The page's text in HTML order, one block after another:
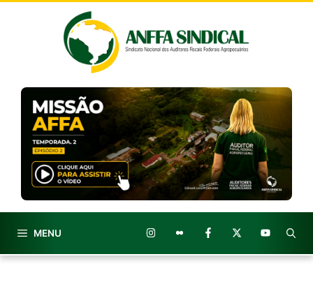
MENU